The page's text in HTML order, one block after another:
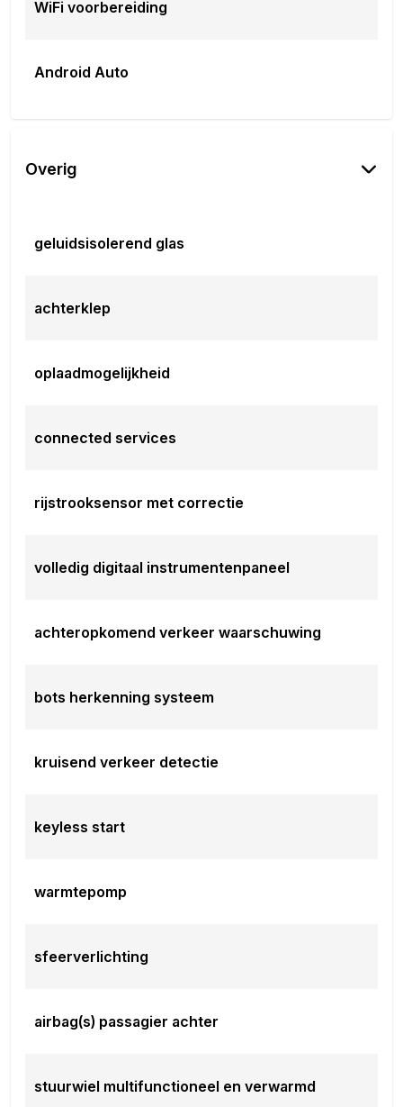
WiFi voorbereiding
Android Auto
Overig
geluidsisolerend glas
achterklep
oplaadmogelijkheid
connected services
rijstrooksensor met correctie
volledig digitaal instrumentenpaneel
achteropkomend verkeer waarschuwing
bots herkenning systeem
kruisend verkeer detectie
keyless start
warmtepomp
sfeerverlichting
airbag(s) passagier achter
stuurwiel multifunctioneel en verwarmd